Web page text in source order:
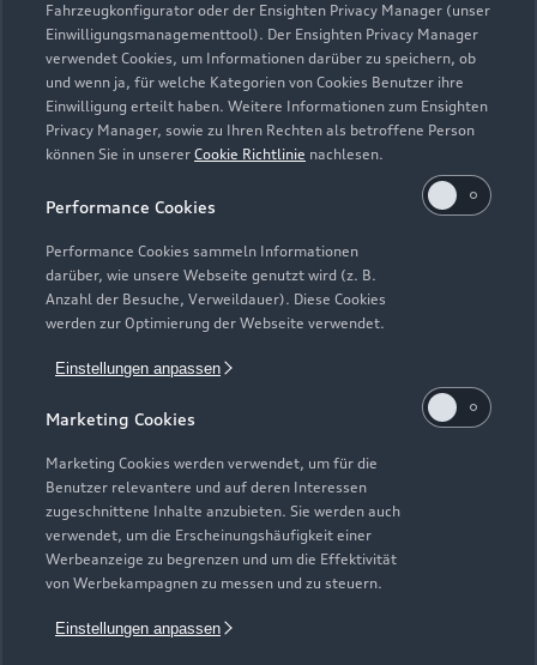
Fahrzeugkonfigurator oder der Ensighten Privacy Manager (unser
Einwilligungsmanagementtool). Der Ensighten Privacy Manager
verwendet Cookies, um Informationen darüber zu speichern, ob
und wenn ja, für welche Kategorien von Cookies Benutzer ihre
Einwilligung erteilt haben. Weitere Informationen zum Ensighten
Privacy Manager, sowie zu Ihren Rechten als betroffene Person
können Sie in unserer Cookie Richtlinie nachlesen.
Performance Cookies
Performance Cookies sammeln Informationen
darüber, wie unsere Webseite genutzt wird (z. B.
Anzahl der Besuche, Verweildauer). Diese Cookies
werden zur Optimierung der Webseite verwendet.
Einstellungen anpassen
Marketing Cookies
Marketing Cookies werden verwendet, um für die
Benutzer relevantere und auf deren Interessen
zugeschnittene Inhalte anzubieten. Sie werden auch
verwendet, um die Erscheinungshäufigkeit einer
Werbeanzeige zu begrenzen und um die Effektivität
von Werbekampagnen zu messen und zu steuern.
Einstellungen anpassen
Zur Inspektion
Zurück nach oben
Modelle
Alle Modelle
Modelle vergleichen
Elektromodelle
Kaufen & leasen